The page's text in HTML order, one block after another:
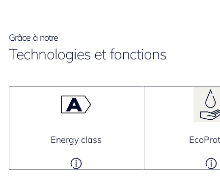
Grâce à notre
Technologies et fonctions
Energy class